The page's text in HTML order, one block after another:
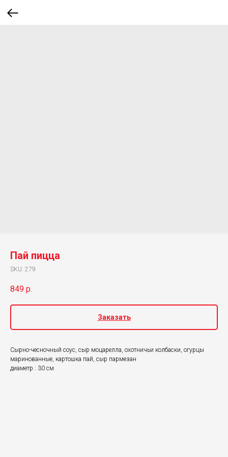
Пай пицца
SKU: 279
849 р.
Заказать
Сырно-чесночный соус, сыр моцарелла, охотничьи колбаски, огурцы
маринованные, картошка пай, сыр пармезан
диаметр : 30 см